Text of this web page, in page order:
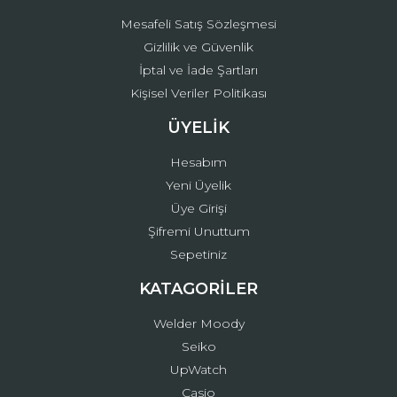
Mesafeli Satış Sözleşmesi
Gizlilik ve Güvenlik
İptal ve İade Şartları
Kişisel Veriler Politikası
ÜYELİK
Hesabım
Yeni Üyelik
Üye Girişi
Şifremi Unuttum
Sepetiniz
KATAGORİLER
Welder Moody
Seiko
UpWatch
Casio